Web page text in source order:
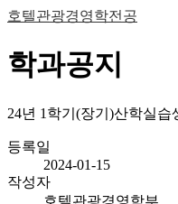
호텔관광경영학전공
학과공지
24년 1학기(장기)산학실
등록일
2024-01-15
작성자
호텔관광경영학부